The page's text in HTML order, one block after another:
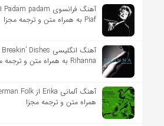
Piaf به همراه متن و ترجمه مجزا
Rihanna به همراه متن و ترجمه مجزا
همراه متن و ترجمه مجزا